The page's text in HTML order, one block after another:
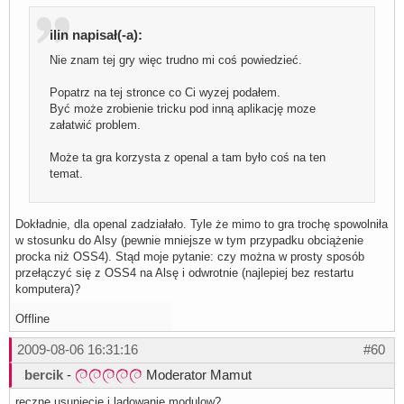
ilin napisał(-a):
Nie znam tej gry więc trudno mi coś powiedzieć.
Popatrz na tej stronce co Ci wyzej podałem.
Być może zrobienie tricku pod inną aplikację moze
załatwić problem.
Może ta gra korzysta z openal a tam było coś na ten
temat.
Dokładnie, dla openal zadziałało. Tyle że mimo to gra trochę spowolniła
w stosunku do Alsy (pewnie mniejsze w tym przypadku obciążenie
procka niż OSS4). Stąd moje pytanie: czy można w prosty sposób
przełączyć się z OSS4 na Alsę i odwrotnie (najlepiej bez restartu
komputera)?
Offline
#60
2009-08-06 16:31:16
bercik - Moderator Mamut